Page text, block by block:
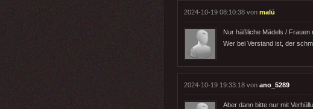
2024-10-19 08:10:38 von malü
Nur häßliche Mädels /
Wer bei Verstand ist, der
2024-10-19 19:33:18 von ano_5289
Aber dann bitte nur mit